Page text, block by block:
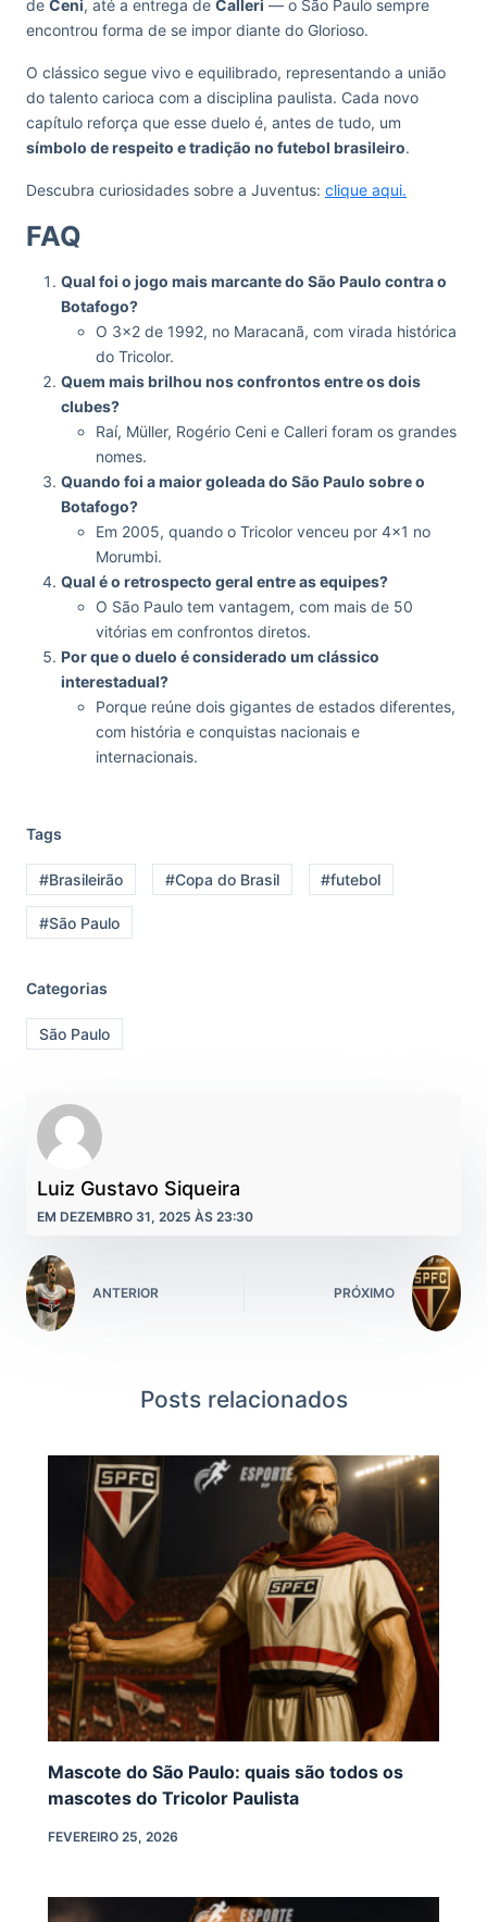
de Ceni, até a entrega de Calleri — o São Paulo sempre
encontrou forma de se impor diante do Glorioso.
O clássico segue vivo e equilibrado, representando a união
do talento carioca com a disciplina paulista. Cada novo
capítulo reforça que esse duelo é, antes de tudo, um
símbolo de respeito e tradição no futebol brasileiro.
Descubra curiosidades sobre a Juventus: clique aqui.
FAQ
Qual foi o jogo mais marcante do São Paulo contra o
Botafogo?
O 3×2 de 1992, no Maracanã, com virada histórica
do Tricolor.
Quem mais brilhou nos confrontos entre os dois
clubes?
Raí, Müller, Rogério Ceni e Calleri foram os grandes
nomes.
Quando foi a maior goleada do São Paulo sobre o
Botafogo?
Em 2005, quando o Tricolor venceu por 4×1 no
Morumbi.
Qual é o retrospecto geral entre as equipes?
O São Paulo tem vantagem, com mais de 50
vitórias em confrontos diretos.
Por que o duelo é considerado um clássico
interestadual?
Porque reúne dois gigantes de estados diferentes,
com história e conquistas nacionais e
internacionais.
Tags
#Brasileirão #Copa do Brasil #futebol
#São Paulo
Categorias
São Paulo
Luiz Gustavo Siqueira
EM DEZEMBRO 31, 2025 ÀS 23:30
ANTERIOR PRÓXIMO
Posts relacionados
Mascote do São Paulo: quais são todos os
mascotes do Tricolor Paulista
FEVEREIRO 25, 2026